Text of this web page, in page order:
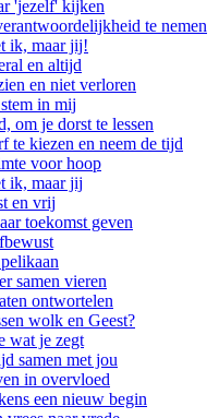
'jezelf' kijken
te nemen
ik, maar jij!
en altijd
en niet verloren
in mij
om je dorst te lessen
te kiezen en neem de tijd
voor hoop
ik, maar jij
en vrij
toekomst geven
samen vieren
ontwortelen
wolk en Geest?
wat je zegt
samen met jou
in overvloed
een nieuw begin